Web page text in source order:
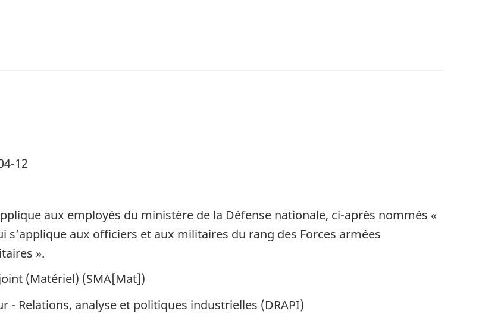
12
aux employés du ministère de la Défense nationale, ci-après nommés «
s’applique aux officiers et aux militaires du rang des Forces armées
».
(Matériel) (SMA[Mat])
- Relations, analyse et politiques industrielles (DRAPI)